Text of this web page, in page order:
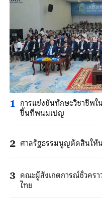
1 การแข่งขันทักษะวิชาชีพใ
ขึ้นที่พนมเปญ
2 ศาลรัฐธรรมนูญตัดสินให้
3 คณะผู้สังเกตการณ์ชั่วคร
ไทย